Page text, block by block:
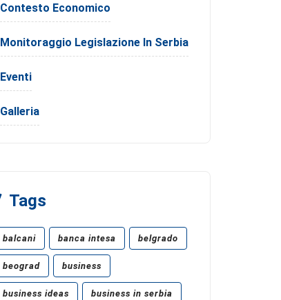
Contesto Economico
Monitoraggio Legislazione In Serbia
Eventi
Galleria
Tags
balcani banca intesa belgrado
beograd business
business ideas business in serbia